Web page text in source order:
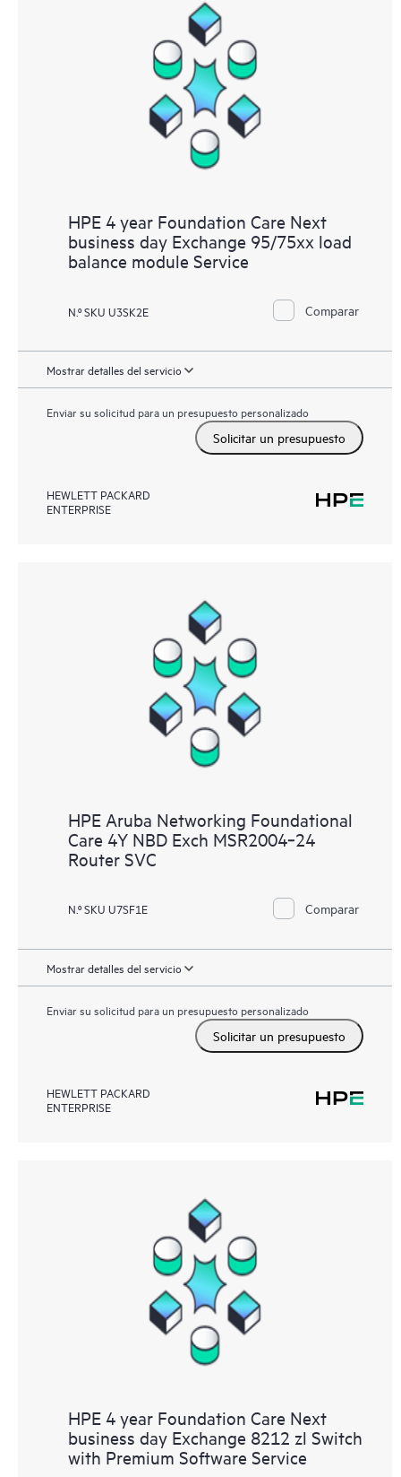
HPE 4 year Foundation Care Next
business day Exchange 95/75xx load
balance module Service
N.º SKU U3SK2E Comparar
Mostrar detalles del servicio
Enviar su solicitud para un presupuesto personalizado
Solicitar un presupuesto
HEWLETT PACKARD
ENTERPRISE
HPE Aruba Networking Foundational
Care 4Y NBD Exch MSR2004‑24
Router SVC
N.º SKU U7SF1E Comparar
Mostrar detalles del servicio
Enviar su solicitud para un presupuesto personalizado
Solicitar un presupuesto
HEWLETT PACKARD
ENTERPRISE
HPE 4 year Foundation Care Next
business day Exchange 8212 zl Switch
with Premium Software Service